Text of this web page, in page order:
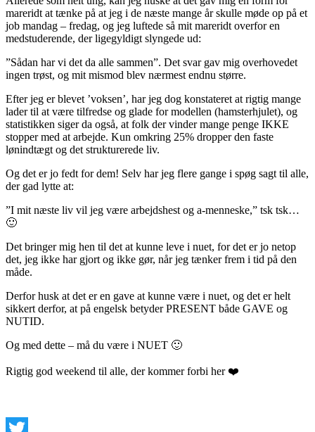
mareridt at tænke på at jeg i de næste mange år skulle møde op på et
job mandag – fredag, og jeg luftede så mit mareridt overfor en
medstuderende, der ligegyldigt slyngede ud:
”Sådan har vi det da alle sammen”. Det svar gav mig overhovedet
ingen trøst, og mit mismod blev nærmest endnu større.
Efter jeg er blevet ’voksen’, har jeg dog konstateret at rigtig mange
lader til at være tilfredse og glade for modellen (hamsterhjulet), og
statistikken siger da også, at folk der vinder mange penge IKKE
stopper med at arbejde. Kun omkring 25% dropper den faste
lønindtægt og det strukturerede liv.
Og det er jo fedt for dem! Selv har jeg flere gange i spøg sagt til alle,
der gad lytte at:
”I mit næste liv vil jeg være arbejdshest og a-menneske,” tsk tsk…
🙂
Det bringer mig hen til det at kunne leve i nuet, for det er jo netop
det, jeg ikke har gjort og ikke gør, når jeg tænker frem i tid på den
måde.
Derfor husk at det er en gave at kunne være i nuet, og det er helt
sikkert derfor, at på engelsk betyder PRESENT både GAVE og
NUTID.
Og med dette – må du være i NUET 🙂
Rigtig god weekend til alle, der kommer forbi her ❤️